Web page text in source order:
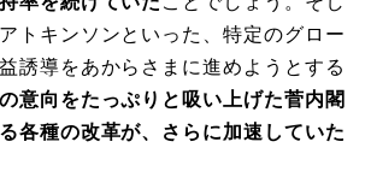
トキンソンといった、特定のグロー
誘導をあからさまに進めようとする
意向をたっぷりと吸い上げた菅内閣
各種の改革が、さらに加速していた